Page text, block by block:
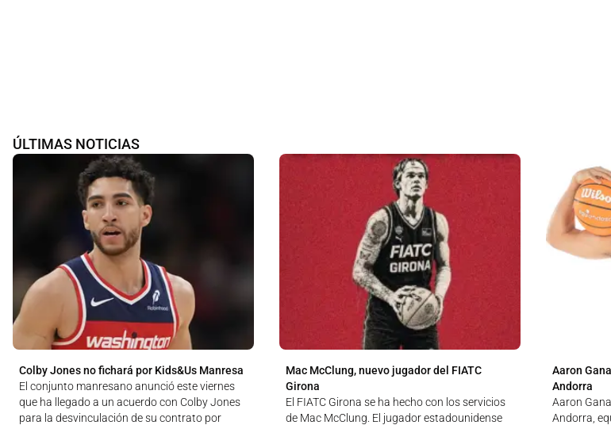
ÚLTIMAS NOTICIAS
Colby Jones no fichará por Kids&Us Manresa
El conjunto manresano anunció este viernes
que ha llegado a un acuerdo con Colby Jones
para la desvinculación de su contrato por
Mac McClung, nuevo jugador del FIATC
Girona
El FIATC Girona se ha hecho con los servicios
de Mac McClung. El jugador estadounidense
Aaron
Andorra
Aaron
Andorra,